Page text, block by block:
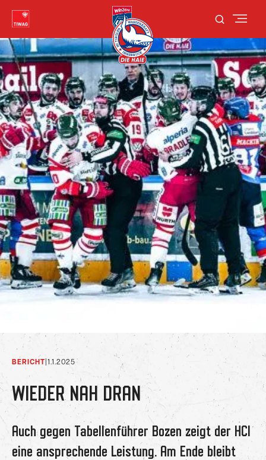
BERICHT 1.1.2025
WIEDER NAH DRAN
Auch gegen Tabellenführer Bozen zeigt der HCI
eine ansprechende Leistung. Am Ende bleibt